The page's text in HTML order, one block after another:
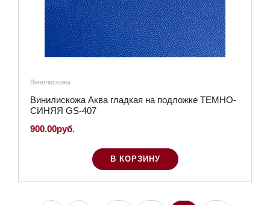
Винилискожа
Винилискожа Аква гладкая на подложке ТЕМНО-
СИНЯЯ GS-407
900.00руб.
В КОРЗИНУ